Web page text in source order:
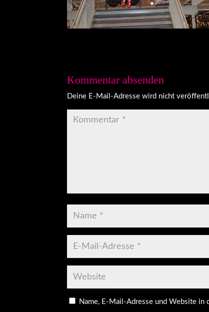
Kommentar absenden
Deine E-Mail-Adresse wird nicht
Name, E-Mail-Adresse und Website in